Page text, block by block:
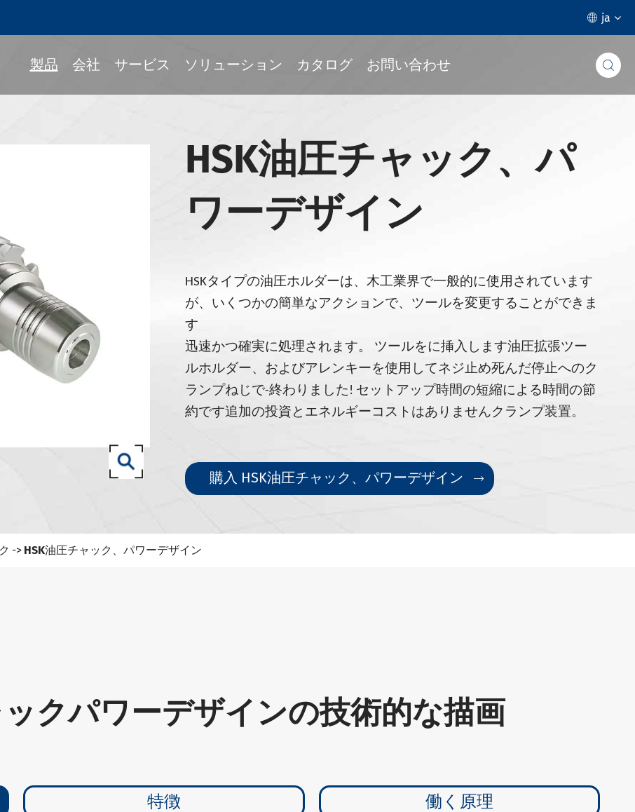
 ja
製品
ールホルダー
BTツールホルダー
BBTツールホルダー
NBTツールホルダー
SKツールホルダー
ISOツールホルダー
SCAT/CATツールホルダー
(ISO12164-1)-HSK-Tツールホルダー
会社 サービス ソリューション カタログ お問い合わせ 
HSK油圧チャック、パ
ワーデザイン
HSKタイプの油圧ホルダーは、木工業界で一般的に使用されています
が、いくつかの簡単なアクションで、ツールを変更することができま
す
迅速かつ確実に処理されます。 ツールをに挿入します油圧拡張ツー
ルホルダー、およびアレンキーを使用してネジ止め死んだ停止へのク
ランプねじで-終わりました! セットアップ時間の短縮による時間の節
約です追加の投資とエネルギーコストはありませんクランプ装置。
購入 HSK油圧チャック、パワーデザイン 
HSK油圧チャック、パワーデザイン
クパワーデザインの技術的な描画
特徴 働く原理